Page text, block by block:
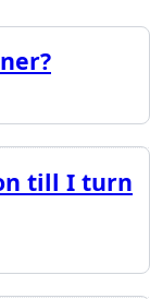
till I turn